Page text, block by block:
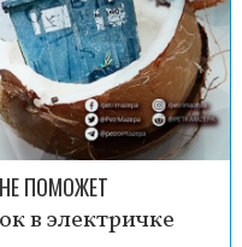
ПОМОЖЕТ
в электричке